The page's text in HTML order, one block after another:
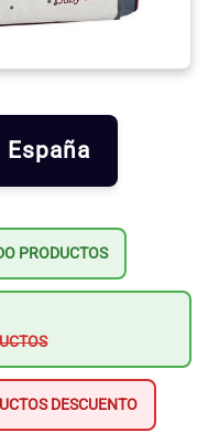
España
PRODUCTOS
DESCUENTO